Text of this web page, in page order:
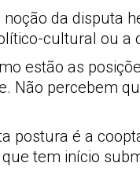
noção da disputa
cultural ou a
estão as
Não percebem
postura é a
tem início